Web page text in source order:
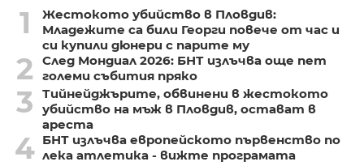
1
Жестокото убийство в Пловдив:
Младежите са били Георги повече от час и
си купили дюнери с парите му
2
След Мондиал 2026: БНТ излъчва още пет
големи събития пряко
3
Тийнейджърите, обвинени в жестокото
убийство на мъж в Пловдив, остават в
ареста
4 БНТ излъчва европейското първенство по
лека атлетика - вижте програмата